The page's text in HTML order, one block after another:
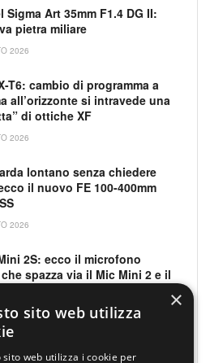
Sigma Art 35mm F1.4 DG II:
pietra miliare
2026
T6: cambio di programma a
all’orizzonte si intravede una
di ottiche XF
2026
lontano senza chiedere
il nuovo FE 100-400mm
2026
2S: ecco il microfono
spazza via il Mic Mini 2 e il
2026 ×
sito web utilizza
sito web utilizza i cookie per